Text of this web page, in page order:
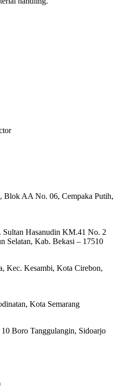
Blok AA No. 06, Cempaka Putih,
Sultan Hasanudin KM.41 No. 2
Selatan, Kab. Bekasi – 17510
Kec. Kesambi, Kota Cirebon,
Kota Semarang
Boro Tanggulangin, Sidoarjo